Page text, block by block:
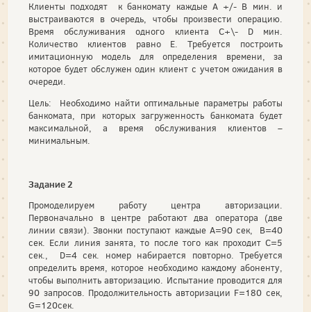
Клиенты подходят к банкомату каждые А +/- В мин. и
выстраиваются в очередь, чтобы произвести операцию.
Время обслуживания одного клиента С+\- D мин.
Количество клиентов равно Е. Требуется построить
имитационную модель для определения времени, за
которое будет обслужен один клиент с учетом ожидания в
очереди.
Цель: Необходимо найти оптимальные параметры работы
банкомата, при которых загруженность банкомата будет
максимальной, а время обслуживания клиентов –
минимальным.
Задание 2
Промоделируем работу центра авторизации.
Первоначально в центре работают два оператора (две
линии связи). Звонки поступают каждые А=90 сек, В=40
сек. Если линия занята, то после того как проходит С=5
сек., D=4 сек. номер набирается повторно. Требуется
определить время, которое необходимо каждому абоненту,
чтобы выполнить авторизацию. Испытание проводится для
90 запросов. Продолжительность авторизации F=180 сек,
G=120сек.